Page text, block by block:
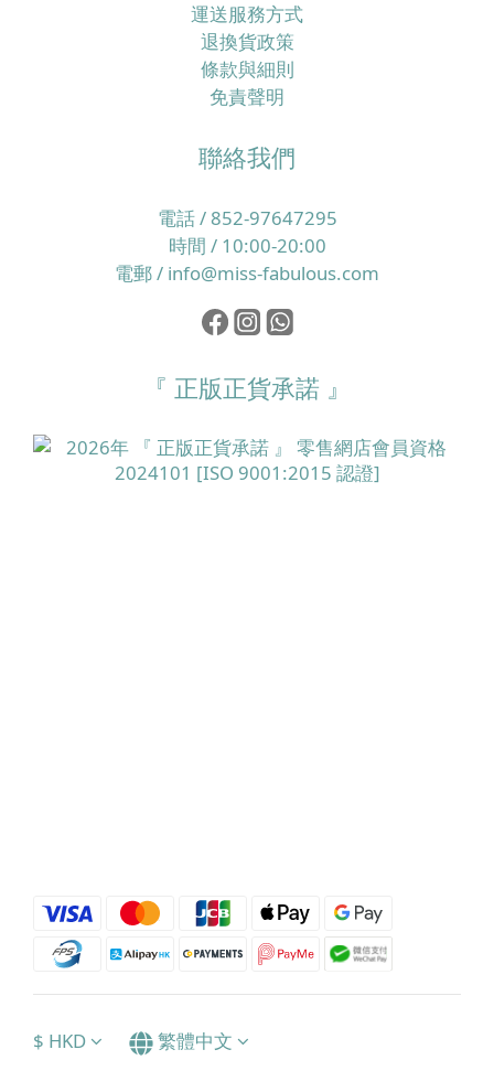
運送服務方式
退換貨政策
條款與細則
免責聲明
聯絡我們
電話 / 852-97647295
時間 / 10:00-20:00
電郵 / info@miss-fabulous.com
『 正版正貨承諾 』
$ HKD 繁體中文